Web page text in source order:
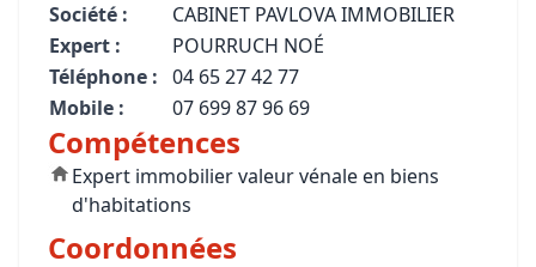
Société :
CABINET PAVLOVA IMMOBILIER
Expert :
POURRUCH NOÉ
Téléphone : 04 65 27 42 77
Mobile :
07 699 87 96 69
Compétences
Expert immobilier valeur vénale en biens
d'habitations
Coordonnées